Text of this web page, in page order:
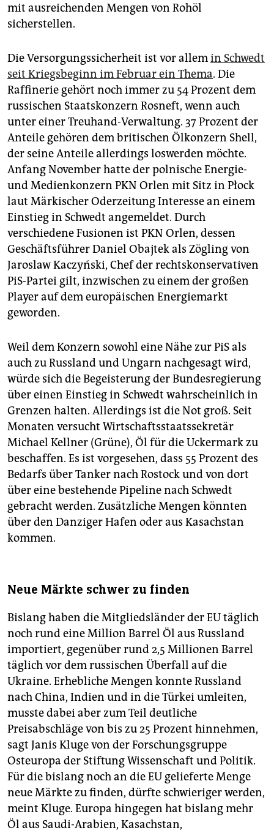
mit ausreichenden Mengen von Rohöl
sicherstellen.
Die Versorgungssicherheit ist vor allemin Schwedt
seit Kriegsbeginn im Februar ein Thema. Die
Raffinerie gehört noch immer zu 54 Prozent dem
russischen Staatskonzern Rosneft, wenn auch
unter einer Treuhand-Verwaltung. 37 Prozent der
Anteile gehören dem britischen Ölkonzern Shell,
der seine Anteile allerdings loswerden möchte.
Anfang November hatte der polnische Energie-
und Medienkonzern PKN Orlen mit Sitz in Płock
laut Märkischer Oderzeitung Interesse an einem
Einstieg in Schwedt angemeldet. Durch
verschiedene Fusionen ist PKN Orlen, dessen
Geschäftsführer Daniel Obajtek als Zögling von
Jaroslaw Kaczyński, Chef der rechtskonservativen
PiS-Partei gilt, inzwischen zu einem der großen
Player auf dem europäischen Energiemarkt
geworden.
Weil dem Konzern sowohl eine Nähe zur PiS als
auch zu Russland und Ungarn nachgesagt wird,
würde sich die Begeisterung der Bundesregierung
über einen Einstieg in Schwedt wahrscheinlich in
Grenzen halten. Allerdings ist die Not groß. Seit
Monaten versucht Wirtschaftsstaatssekretär
Michael Kellner (Grüne), Öl für die Uckermark zu
beschaffen. Es ist vorgesehen, dass 55 Prozent des
Bedarfs über Tanker nach Rostock und von dort
über eine bestehende Pipeline nach Schwedt
gebracht werden. Zusätzliche Mengen könnten
über den Danziger Hafen oder aus Kasachstan
kommen.
Neue Märkte schwer zu finden
Bislang haben die Mitgliedsländer der EU täglich
noch rund eine Million Barrel Öl aus Russland
importiert, gegenüber rund 2,5 Millionen Barrel
täglich vor dem russischen Überfall auf die
Ukraine. Erhebliche Mengen konnte Russland
nach China, Indien und in die Türkei umleiten,
musste dabei aber zum Teil deutliche
Preisabschläge von bis zu 25 Prozent hinnehmen,
sagt Janis Kluge von der Forschungsgruppe
Osteuropa der Stiftung Wissenschaft und Politik.
Für die bislang noch an die EU gelieferte Menge
neue Märkte zu finden, dürfte schwieriger werden,
meint Kluge. Europa hingegen hat bislang mehr
Öl aus Saudi-Arabien, Kasachstan,